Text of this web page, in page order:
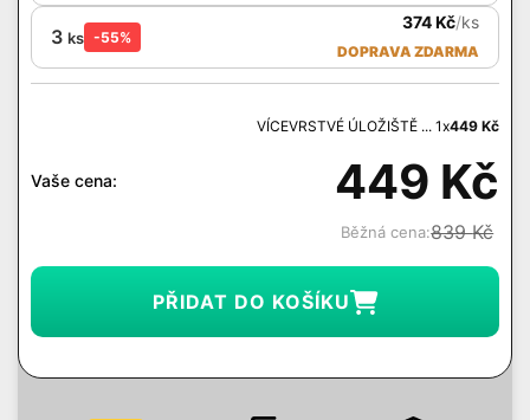
3 ks -55%
374Kč/ks
DOPRAVA ZDARMA
VÍCEVRSTVÉ ÚLOŽIŠTĚ ... 1x449 Kč
Vaše cena: 449 Kč
Běžná cena:839Kč
PŘIDAT DO KOŠÍKU